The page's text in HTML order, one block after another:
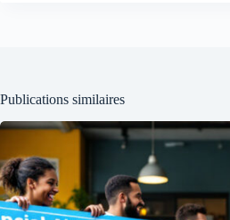
Publications similaires